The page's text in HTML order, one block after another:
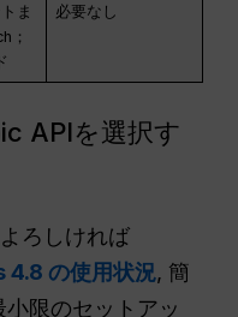
ま
；
必要なし
APIを選択す
よろしければ
の使用状況, 簡
限のセットアッ